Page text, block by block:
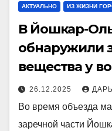
АКТУАЛЬНО ИЗ ЖИЗНИ
В Йошкар-
обнаружили
вещества у
26.12.2025
Во время объезда
заречной части